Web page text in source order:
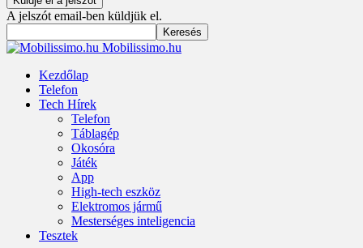
A jelszót email-ben küldjük el.
Mobilissimo.hu
Kezdőlap
Telefon
Tech Hírek
Telefon
Táblagép
Okosóra
Játék
App
High-tech eszköz
Elektromos jármű
Mesterséges inteligencia
Tesztek